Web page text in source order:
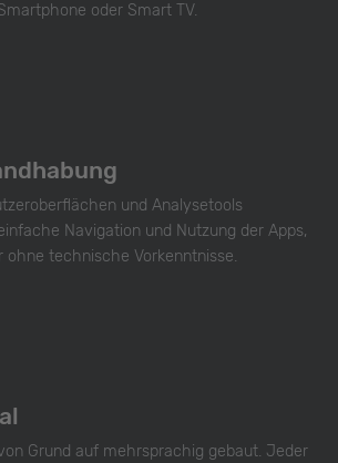
oder Smart TV.
und Analysetools
Navigation und Nutzung der Apps,
ohne technische Vorkenntnisse.
Grund auf mehrsprachig gebaut. Jeder